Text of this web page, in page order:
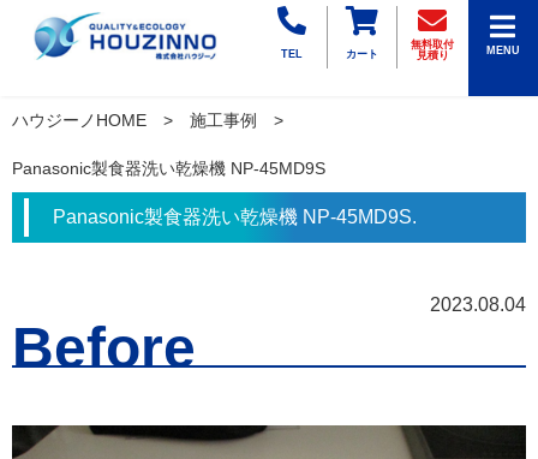
TEL カート
無料取付
見積り
MENU
ハウジーノHOME 施工事例
Panasonic製食器洗い乾燥機 NP-45MD9S
Panasonic製食器洗い乾燥機 NP-45MD9S.
2023.08.04
Before